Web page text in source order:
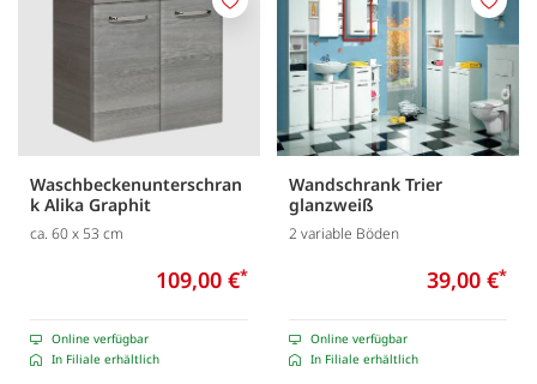
Waschbeckenunterschran
k Alika Graphit
ca. 60 x 53 cm
109,00 €*
Online verfügbar
In Filiale erhältlich
Merken
Wandschrank Trier
glanzweiß
2 variable Böden
39,00 €*
Online verfügbar
In Filiale erhältlich